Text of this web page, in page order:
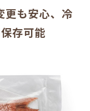
更も安心、冷
存可能